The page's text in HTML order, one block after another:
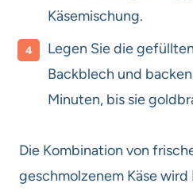
Käsemischung.
Legen Sie die
Backblech und
Minuten, bis sie
Die Kombination von
geschmolzenem Käse wird